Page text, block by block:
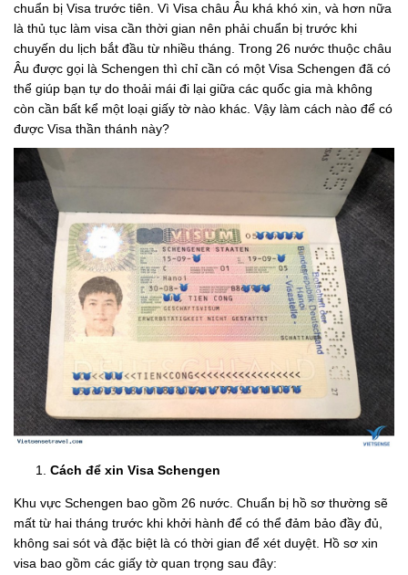
chuẩn bị Visa trước tiên. Vì Visa châu Âu khá khó xin, và hơn nữa
là thủ tục làm visa cần thời gian nên phải chuẩn bị trước khi
chuyến du lịch bắt đầu từ nhiều tháng. Trong 26 nước thuộc châu
Âu được gọi là Schengen thì chỉ cần có một Visa Schengen đã có
thể giúp bạn tự do thoải mái đi lại giữa các quốc gia mà không
còn cần bất kể một loại giấy tờ nào khác. Vậy làm cách nào để có
được Visa thần thánh này?
Cách để xin Visa Schengen
Khu vực Schengen bao gồm 26 nước. Chuẩn bị hồ sơ thường sẽ
mất từ hai tháng trước khi khởi hành để có thể đảm bảo đầy đủ,
không sai sót và đặc biệt là có thời gian để xét duyệt. Hồ sơ xin
visa bao gồm các giấy tờ quan trọng sau đây: